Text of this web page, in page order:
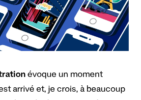
évoque un moment
arrivé et, je crois, à beaucoup